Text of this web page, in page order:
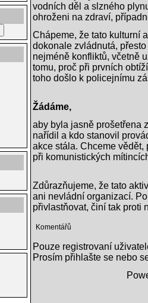
vodních děl a slzného
ohroženi na zdraví,
Chápeme, že tato kulturní
dokonale zvládnutá,
nejméně konfliktů, včetně
tomu, proč při prvních
toho došlo k policejnímu
Žádáme,
aby byla jasně prošetřena
nařídil a kdo stanovil
akce stála. Chceme
při komunistických
Zdůrazňujeme, že tato
ani nevládní organizací.
přivlastňovat, činí tak proti
Komentářů
Pouze registrovaní
Prosím přihlašte se nebo